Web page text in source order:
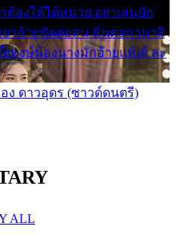
องให้ได้หน่วย อย่าเล่นบัก
ยาอ้ายขัดต่อสน นั่นดอกวนาสิ
หงษ์น้องนางมักอ้ายแท้เด้ ละ
ง ดาวอุดร (ซาวด์ดนตรี)
ALL